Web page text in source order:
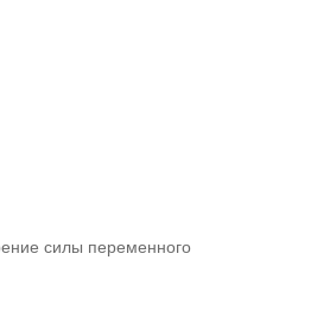
силы переменного